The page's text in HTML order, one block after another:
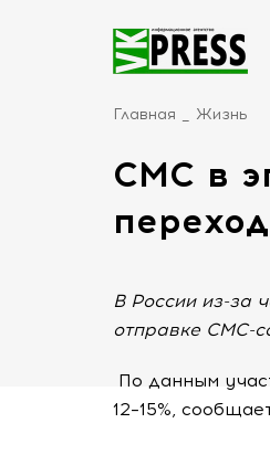
Главная Жизнь
СМС в
В России из-за
отправке СМС-
По данным
12–15%,